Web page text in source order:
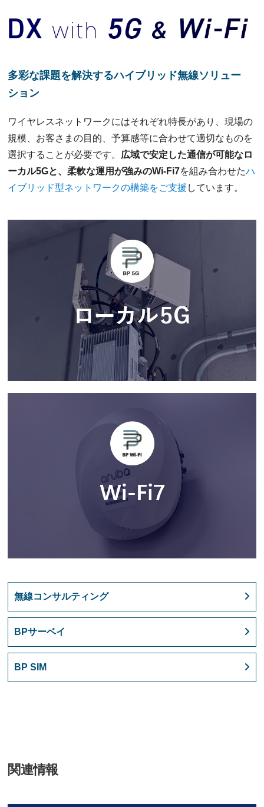
多彩な課題を解決するハイブリッド無線ソリュー
ション
ワイヤレスネットワークにはそれぞれ特長があり、現場の
規模、お客さまの目的、予算感等に合わせて適切なものを
選択することが必要です。 広域で安定した通信が可能なロ
ーカル5Gと、柔軟な運用が強みのWi-Fi7を組み合わせたハ
イブリッド型ネットワークの構築をご支援 しています。
無線コンサルティング
BPサーベイ
BP SIM
関連情報